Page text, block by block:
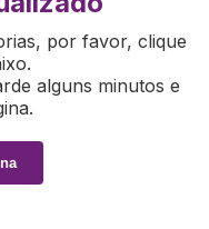
por favor, clique
alguns minutos e